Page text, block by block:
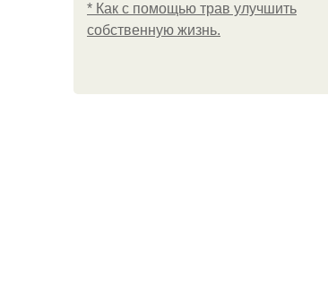
* Как с помощью трав улучшить
собственную жизнь.